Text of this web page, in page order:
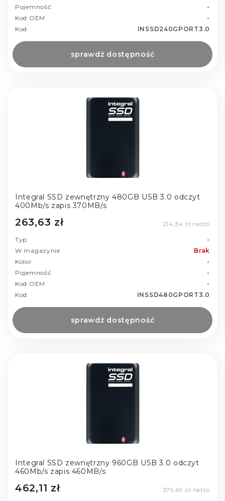
Pojemność
-
Kod OEM
-
Kod
INSSD240GPORT3.0
sprawdź dostępność
Integral SSD zewnętrzny 480GB USB 3.0 odczyt
400Mb/s zapis 370MB/s
263,63 zł 214,34 zł netto
Typ
-
W magazynie
Brak
Kolor
-
Pojemność
-
Kod OEM
-
Kod
INSSD480GPORT3.0
sprawdź dostępność
Integral SSD zewnętrzny 960GB USB 3.0 odczyt
460Mb/s zapis 460MB/s
462,11 zł 375,69 zł netto